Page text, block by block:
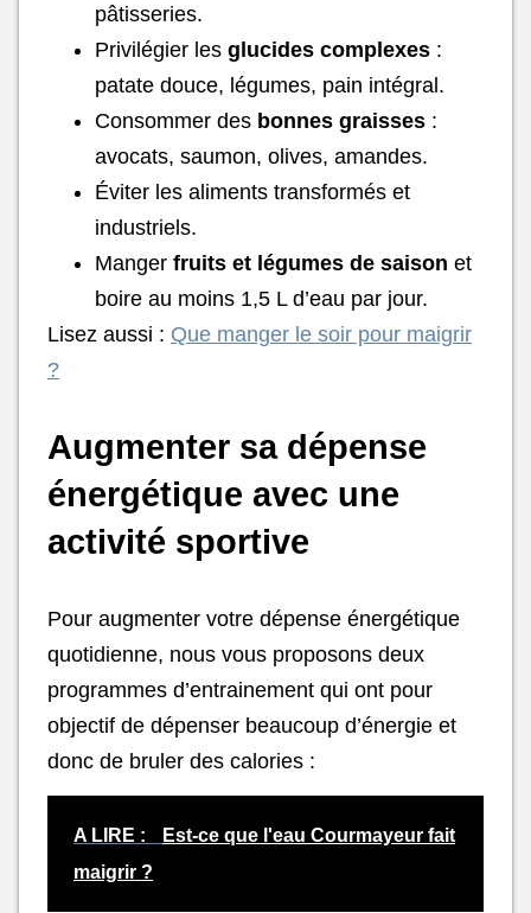
pâtisseries.
Privilégier les glucides complexes :
patate douce, légumes, pain intégral.
Consommer des bonnes graisses :
avocats, saumon, olives, amandes.
Éviter les aliments transformés et
industriels.
Manger fruits et légumes de saison et
boire au moins 1,5 L d’eau par jour.
Lisez aussi : Que manger le soir pour maigrir
?
Augmenter sa dépense
énergétique avec une
activité sportive
Pour augmenter votre dépense énergétique
quotidienne, nous vous proposons deux
programmes d’entrainement qui ont pour
objectif de dépenser beaucoup d’énergie et
donc de bruler des calories :
A LIRE :
Est-ce que l'eau Courmayeur fait
maigrir ?